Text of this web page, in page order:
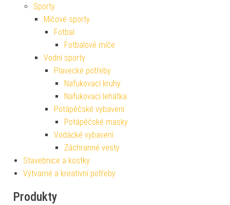
Sporty
Míčové sporty
Fotbal
Fotbalové míče
Vodní sporty
Plavecké potřeby
Nafukovací kruhy
Nafukovací lehátka
Potápěčské vybavení
Potápěčské masky
Vodácké vybavení
Záchranné vesty
Stavebnice a kostky
Výtvarné a kreativní potřeby
Produkty